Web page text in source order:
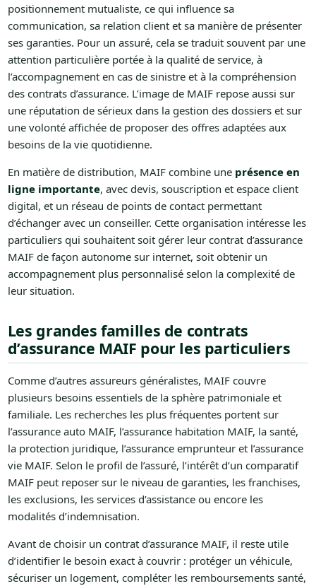
positionnement mutualiste, ce qui influence sa
communication, sa relation client et sa manière de présenter
ses garanties. Pour un assuré, cela se traduit souvent par une
attention particulière portée à la qualité de service, à
l’accompagnement en cas de sinistre et à la compréhension
des contrats d’assurance. L’image de MAIF repose aussi sur
une réputation de sérieux dans la gestion des dossiers et sur
une volonté affichée de proposer des offres adaptées aux
besoins de la vie quotidienne.
En matière de distribution, MAIF combine une présence en
ligne importante, avec devis, souscription et espace client
digital, et un réseau de points de contact permettant
d’échanger avec un conseiller. Cette organisation intéresse les
particuliers qui souhaitent soit gérer leur contrat d’assurance
MAIF de façon autonome sur internet, soit obtenir un
accompagnement plus personnalisé selon la complexité de
leur situation.
Les grandes familles de contrats
d’assurance MAIF pour les particuliers
Comme d’autres assureurs généralistes, MAIF couvre
plusieurs besoins essentiels de la sphère patrimoniale et
familiale. Les recherches les plus fréquentes portent sur
l’assurance auto MAIF, l’assurance habitation MAIF, la santé,
la protection juridique, l’assurance emprunteur et l’assurance
vie MAIF. Selon le profil de l’assuré, l’intérêt d’un comparatif
MAIF peut reposer sur le niveau de garanties, les franchises,
les exclusions, les services d’assistance ou encore les
modalités d’indemnisation.
Avant de choisir un contrat d’assurance MAIF, il reste utile
d’identifier le besoin exact à couvrir : protéger un véhicule,
sécuriser un logement, compléter les remboursements santé,